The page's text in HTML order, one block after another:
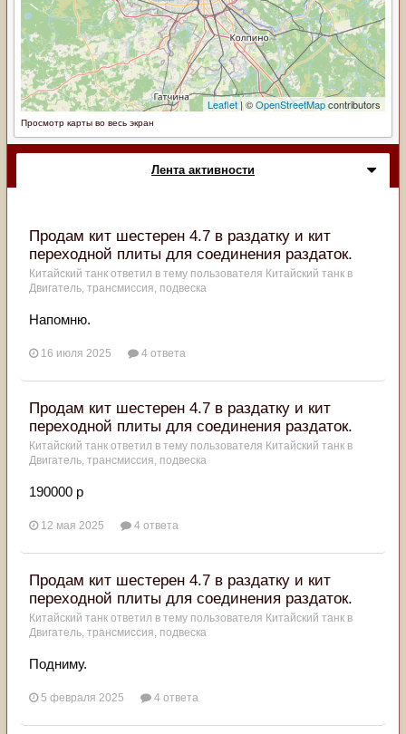
Просмотр карты во весь экран
Лента активности
Продам кит шестерен 4.7 в раздатку и кит
переходной плиты для соединения раздаток.
Китайский танк ответил в тему пользователя Китайский танк в
Двигатель, трансмиссия, подвеска
Напомню.
16 июля 2025 4 ответа
Продам кит шестерен 4.7 в раздатку и кит
переходной плиты для соединения раздаток.
Китайский танк ответил в тему пользователя Китайский танк в
Двигатель, трансмиссия, подвеска
190000 р
12 мая 2025 4 ответа
Продам кит шестерен 4.7 в раздатку и кит
переходной плиты для соединения раздаток.
Китайский танк ответил в тему пользователя Китайский танк в
Двигатель, трансмиссия, подвеска
Подниму.
5 февраля 2025 4 ответа